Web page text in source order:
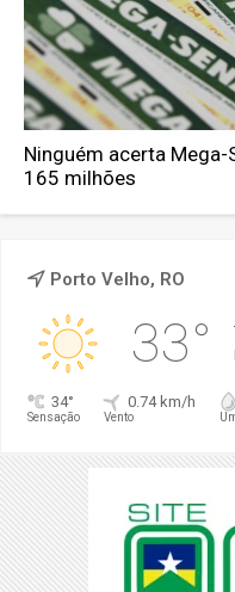
Ninguém acerta Mega-
165 milhões
Porto Velho, RO
33°
34°
Sensação
0.74 km/h
Vento